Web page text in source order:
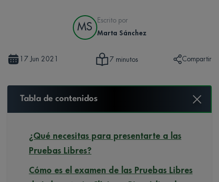
MS
Escrito por
Marta Sánchez
17 Jun 2021 7 minutos Compartir
Tabla de contenidos
¿Qué necesitas para presentarte a las
Pruebas Libres?
Cómo es el examen de las Pruebas Libres